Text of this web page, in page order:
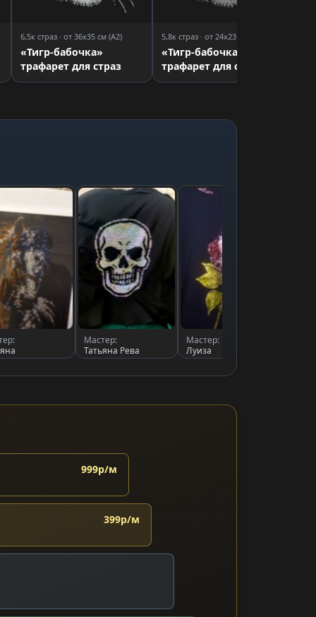
6,5к страз · от 36x35 см (A2)
«Тигр-бабочка»
трафарет для страз
5,8к страз · от 24x23 см (A3)
«Тигр-бабочка»
трафарет для страз
Мастер:
Татьяна Рева
Мастер:
Луиза
999р/м
399р/м